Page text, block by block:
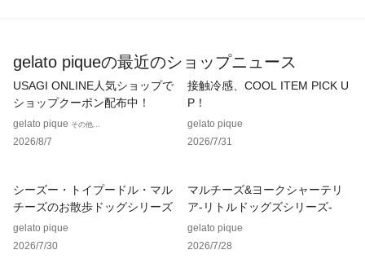
い。
商品の色味は、商品単品画像をご参照下さい。
※商品画像はサンプルのため、色味やサイズ等の仕様に変更が
gelato piqueの最近のショップニュース
USAGI ONLINE人気ショップで
ショップクーポン配布中！
gelato pique その他...
2026/8/7
接触冷感、COOL ITEM PICK U
P！
gelato pique
2026/7/31
シーズー・トイプードル・マル
チーズのお散歩ドッグシリーズ
gelato pique
2026/7/30
マルチーズ&ヨークシャーテリ
ア-リトルドッグズシリーズ-
gelato pique
2026/7/28